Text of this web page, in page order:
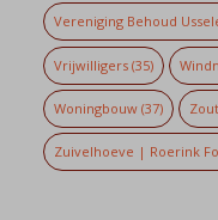
Vereniging Behoud
Vrijwilligers(35)
Woningbouw(37)
Zuivelhoeve | Roerink